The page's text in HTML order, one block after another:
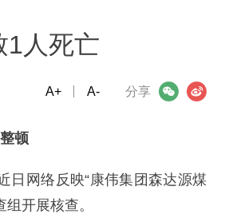
1人死亡
分享
微信 微博
A+ A-
顿
日网络反映“康伟集团森达源煤
开展核查。